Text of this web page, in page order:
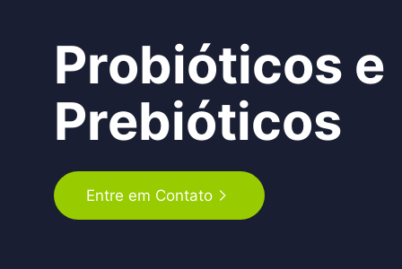
Probióticos e
Prebióticos
Entre em Contato